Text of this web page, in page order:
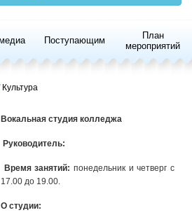
Поступающим
План
мероприятий
Культура
Вокальная студия колледжа
Руководитель:
Время занятий:понедельник и четверг с
17.00 до 19.00.
О студии: